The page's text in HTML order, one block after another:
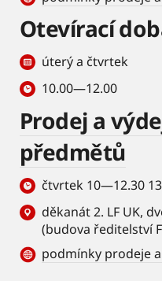
Otevírací
úterý a čtvrtek
10.00—12.00
Prodej a
předmětů
čtvrtek 10—12.30
děkanát 2. LF UK,
(budova ředitelství
podmínky prodeje